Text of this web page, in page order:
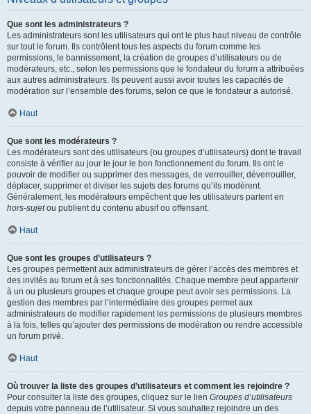
Que sont les administrateurs ?
Les administrateurs sont les utilisateurs qui ont le plus haut niveau de contrôle
sur tout le forum. Ils contrôlent tous les aspects du forum comme les
permissions, le bannissement, la création de groupes d’utilisateurs ou de
modérateurs, etc., selon les permissions que le fondateur du forum a attribuées
aux autres administrateurs. Ils peuvent aussi avoir toutes les capacités de
modération sur l’ensemble des forums, selon ce que le fondateur a autorisé.
Haut
Que sont les modérateurs ?
Les modérateurs sont des utilisateurs (ou groupes d’utilisateurs) dont le travail
consiste à vérifier au jour le jour le bon fonctionnement du forum. Ils ont le
pouvoir de modifier ou supprimer des messages, de verrouiller, déverrouiller,
déplacer, supprimer et diviser les sujets des forums qu’ils modèrent.
Généralement, les modérateurs empêchent que les utilisateurs partent en
hors-sujetou publient du contenu abusif ou offensant.
Haut
Que sont les groupes d’utilisateurs ?
Les groupes permettent aux administrateurs de gérer l’accès des membres et
des invités au forum et à ses fonctionnalités. Chaque membre peut appartenir
à un ou plusieurs groupes et chaque groupe peut avoir ses permissions. La
gestion des membres par l’intermédiaire des groupes permet aux
administrateurs de modifier rapidement les permissions de plusieurs membres
à la fois, telles qu’ajouter des permissions de modération ou rendre accessible
un forum privé.
Haut
Où trouver la liste des groupes d’utilisateurs et comment les rejoindre ?
Pour consulter la liste des groupes, cliquez sur le lien Groupes d’utilisateurs
depuis votre panneau de l’utilisateur. Si vous souhaitez rejoindre un des